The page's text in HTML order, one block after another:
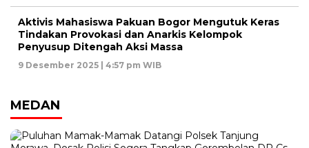
Aktivis Mahasiswa Pakuan Bogor Mengutuk Keras
Tindakan Provokasi dan Anarkis Kelompok
Penyusup Ditengah Aksi Massa
9 Desember 2025 | 4:57 pm WIB
MEDAN